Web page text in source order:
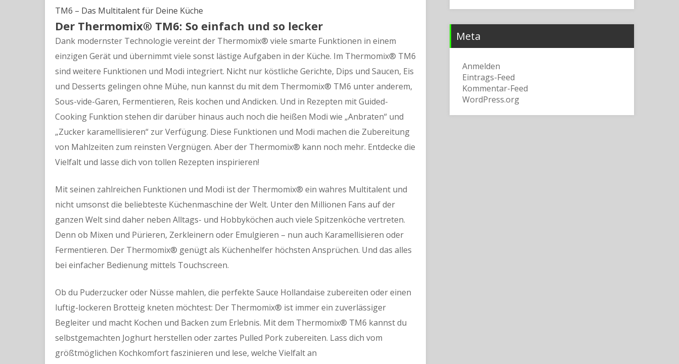
TM6 – Das Multitalent für Deine Küche
Der Thermomix® TM6: So einfach und so lecker
Dank modernster Technologie vereint der Thermomix® viele smarte Funktionen in einem
einzigen Gerät und übernimmt viele sonst lästige Aufgaben in der Küche. Im Thermomix® TM6
sind weitere Funktionen und Modi integriert. Nicht nur köstliche Gerichte, Dips und Saucen, Eis
und Desserts gelingen ohne Mühe, nun kannst du mit dem Thermomix® TM6 unter anderem,
Sous-vide-Garen, Fermentieren, Reis kochen und Andicken. Und in Rezepten mit Guided-
Cooking Funktion stehen dir darüber hinaus auch noch die heißen Modi wie „Anbraten“ und
„Zucker karamellisieren“ zur Verfügung. Diese Funktionen und Modi machen die Zubereitung
von Mahlzeiten zum reinsten Vergnügen. Aber der Thermomix® kann noch mehr. Entdecke die
Vielfalt und lasse dich von tollen Rezepten inspirieren!
Mit seinen zahlreichen Funktionen und Modi ist der Thermomix® ein wahres Multitalent und
nicht umsonst die beliebteste Küchenmaschine der Welt. Unter den Millionen Fans auf der
ganzen Welt sind daher neben Alltags- und Hobbyköchen auch viele Spitzenköche vertreten.
Denn ob Mixen und Pürieren, Zerkleinern oder Emulgieren – nun auch Karamellisieren oder
Fermentieren. Der Thermomix® genügt als Küchenhelfer höchsten Ansprüchen. Und das alles
bei einfacher Bedienung mittels Touchscreen.
Ob du Puderzucker oder Nüsse mahlen, die perfekte Sauce Hollandaise zubereiten oder einen
luftig-lockeren Brotteig kneten möchtest: Der Thermomix® ist immer ein zuverlässiger
Begleiter und macht Kochen und Backen zum Erlebnis. Mit dem Thermomix® TM6 kannst du
selbstgemachten Joghurt herstellen oder zartes Pulled Pork zubereiten. Lass dich vom
größtmöglichen Kochkomfort faszinieren und lese, welche Vielfalt an
Meta
Anmelden
Eintrags-Feed
Kommentar-Feed
WordPress.org